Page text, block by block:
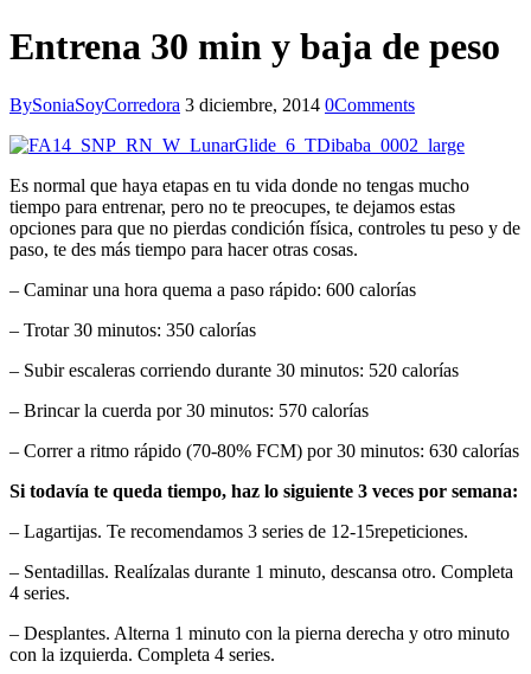
Entrena 30 min y baja de peso
BySoniaSoyCorredora 3 diciembre, 2014 0Comments
Es normal que haya etapas en tu vida donde no tengas mucho
tiempo para entrenar, pero no te preocupes, te dejamos estas
opciones para que no pierdas condición física, controles tu peso y de
paso, te des más tiempo para hacer otras cosas.
– Caminar una hora quema a paso rápido: 600 calorías
– Trotar 30 minutos: 350 calorías
– Subir escaleras corriendo durante 30 minutos: 520 calorías
– Brincar la cuerda por 30 minutos: 570 calorías
– Correr a ritmo rápido (70-80% FCM) por 30 minutos: 630 calorías
Si todavía te queda tiempo, haz lo siguiente 3 veces por semana:
– Lagartijas. Te recomendamos 3 series de 12-15repeticiones.
– Sentadillas. Realízalas durante 1 minuto, descansa otro. Completa
4 series.
– Desplantes. Alterna 1 minuto con la pierna derecha y otro minuto
con la izquierda. Completa 4 series.